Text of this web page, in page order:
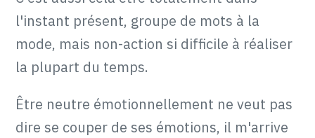
l'instant présent, groupe de mots à la
mode, mais non-action si difficile à réaliser
la plupart du temps.
Être neutre émotionnellement ne veut pas
dire se couper de ses émotions, il m'arrive